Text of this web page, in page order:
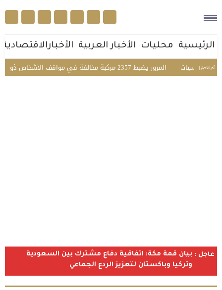
الرئيسية محليات الأخبار العربية الأخبارالاقتصادية
أخر الأخبار | المرور يضبط 2357 مركبة مخالفة في مواقف الأشخاص ذوي الإعاقة بمختلف مناطق المملكة الجنسيات
عاجل : بيان قمة مكة: اتفاقية دفاع مشترك بين السعودية
وتركيا وباكستان لتعزيز الردع الجماعي